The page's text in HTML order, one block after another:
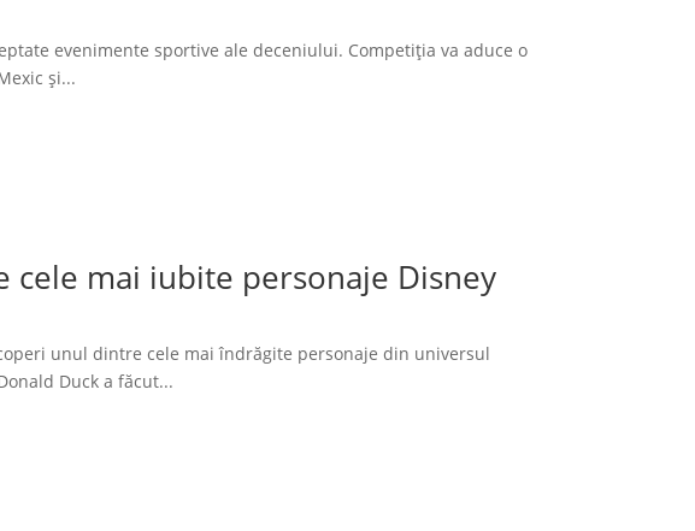
evenimente sportive ale deceniului. Competiția va aduce o
și...
cele mai iubite personaje Disney
unul dintre cele mai îndrăgite personaje din universul
Duck a făcut...